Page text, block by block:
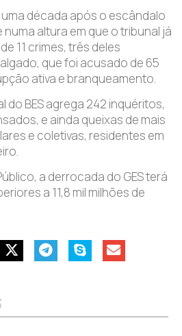
década após o escândalo
numa altura em que o tribunal já
11 crimes, três deles
que foi acusado de 65
ativa e branqueamento.
do BES agrega 242 inquéritos,
e ainda queixas de mais
e coletivas, residentes em
a derrocada do GES terá
a 11,8 mil milhões de